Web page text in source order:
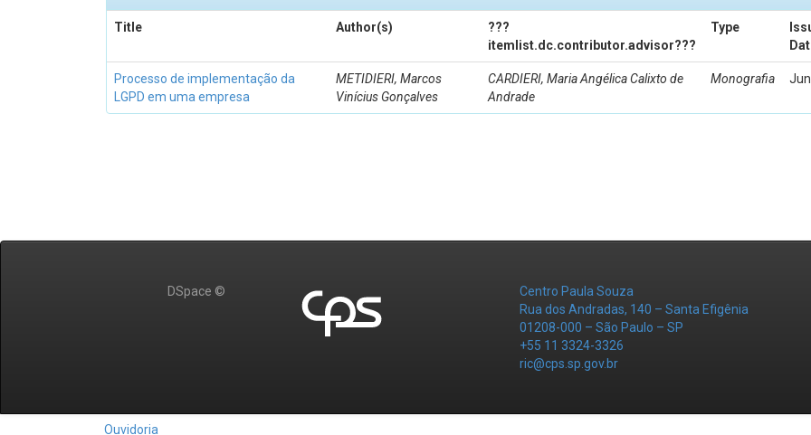
Title Author(s)
???
itemlist.dc.contributor.advisor???
Type
Processo de implementação da
LGPD em uma empresa
METIDIERI, Marcos
Vinícius Gonçalves
CARDIERI, Maria Angélica Calixto de
Andrade
Monografia
DSpace ©
Centro Paula Souza
Rua dos Andradas, 140 – Santa Efigênia
01208-000 – São Paulo – SP
+55 11 3324-3326
ric@cps.sp.gov.br
Ouvidoria